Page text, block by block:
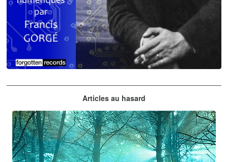
Articles au hasard